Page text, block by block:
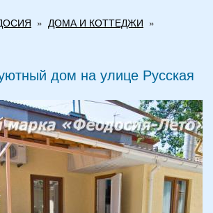
» ДОМА И КОТТЕДЖИ »
дом на улице Русская